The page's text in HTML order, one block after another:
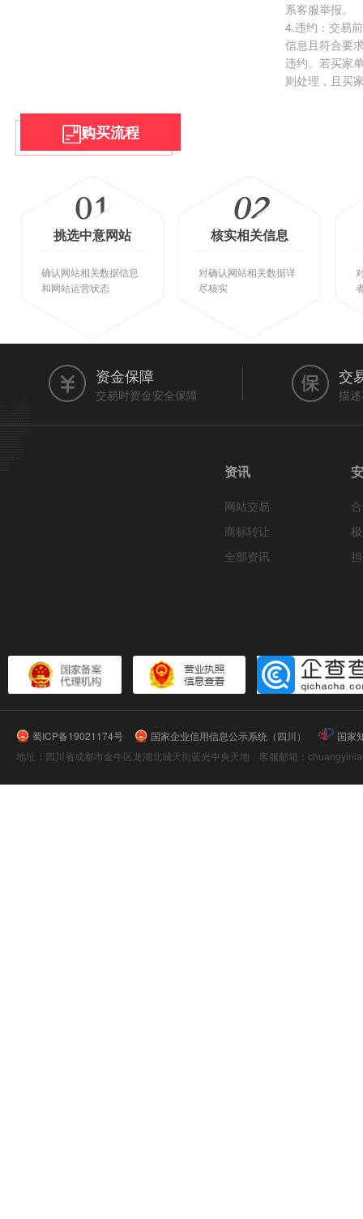
系客服举报。
4.违约：交易
信息且符合要
违约。若买家
则处理，且买
购买流程
挑选中意网站
确认网站相关数据信息
和网站运营状态
核实相关信息
对确认网站相关数据详
尽核实
资金保障
交易时资金安全保障
交
描
资讯
网站交易
商标转让
全部资讯
蜀ICP备19021174号 国家企业信用信息公示系统（四川）
国家
地址：四川省成都市金牛区龙湖北城天街蓝光中央天地 客服邮箱：